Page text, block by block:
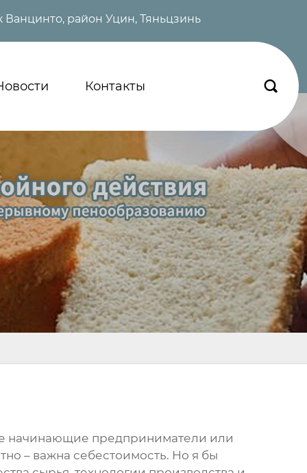
район Уцин, Тяньцзинь
Контакты 
начинающие предприниматели или
– важна себестоимость. Но я бы